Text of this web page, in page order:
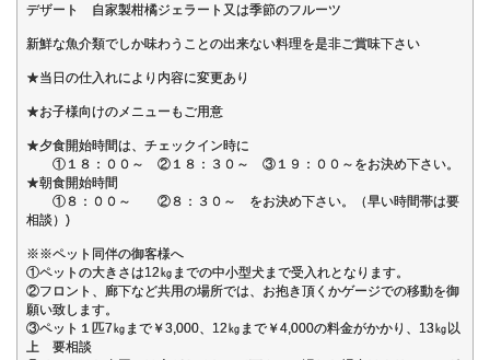
デザート 自家製柑橘ジェラート又は季節のフルーツ
新鮮な魚介類でしか味わうことの出来ない料理を是非ご賞味下さい
★当日の仕入れにより内容に変更あり
★お子様向けのメニューもご用意
★夕食開始時間は、チェックイン時に
①１８：００～ ②１８：３０～ ③１９：００～をお決め下さい。
★朝食開始時間
①８：００～ ②８：３０～ をお決め下さい。（早い時間帯は要
相談）)
※※ペット同伴の御客様へ
①ペットの大きさは12㎏までの中小型犬まで受入れとなります。
②フロント、廊下など共用の場所では、お抱き頂くかゲージでの移動を御
願い致します。
③ペット１匹7㎏まで￥3,000、12㎏まで￥4,000の料金がかかり、13㎏以
上 要相談